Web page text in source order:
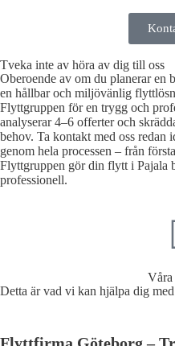
Tveka inte av höra av dig till oss
Oberoende av om du planerar en
en hållbar och miljövänlig
Flyttgruppen för en trygg och
analyserar 4–6 offerter och
behov. Ta kontakt med oss redan
genom hela processen – från
Flyttgruppen gör din flytt i Pajala
professionell.
Våra
Detta är vad vi kan hjälpa dig med